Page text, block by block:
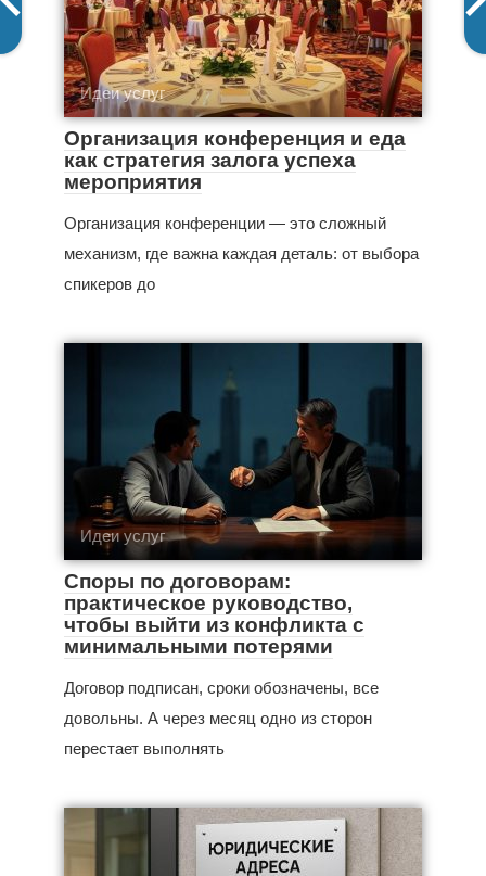
Идеи услуг
Организация конференция и еда
как стратегия залога успеха
мероприятия
Организация конференции — это сложный
механизм, где важна каждая деталь: от выбора
спикеров до
Идеи услуг
Споры по договорам:
практическое руководство,
чтобы выйти из конфликта с
минимальными потерями
Договор подписан, сроки обозначены, все
довольны. А через месяц одно из сторон
перестает выполнять